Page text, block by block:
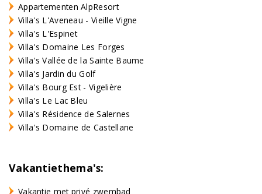
Appartementen AlpResort
Villa's L'Aveneau - Vieille Vigne
Villa's L'Espinet
Villa's Domaine Les Forges
Villa's Vallée de la Sainte Baume
Villa's Jardin du Golf
Villa's Bourg Est - Vigelière
Villa's Le Lac Bleu
Villa's Résidence de Salernes
Villa's Domaine de Castellane
Vakantiethema's:
Vakantie met privé zwembad